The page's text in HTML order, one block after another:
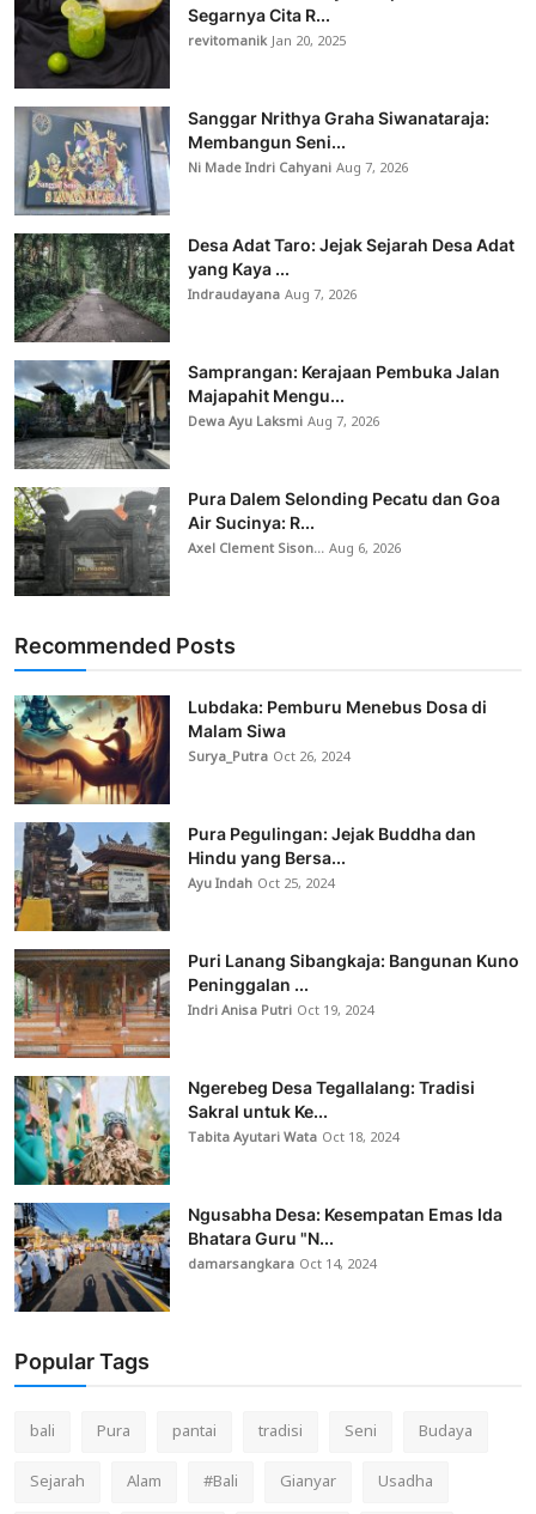
Segarnya Cita R...
revitomanikJan 20, 2025
Sanggar Nrithya Graha Siwanataraja:
Membangun Seni...
Ni Made Indri CahyaniAug 7, 2026
Desa Adat Taro: Jejak Sejarah Desa Adat
yang Kaya ...
IndraudayanaAug 7, 2026
Samprangan: Kerajaan Pembuka Jalan
Majapahit Mengu...
Dewa Ayu LaksmiAug 7, 2026
Pura Dalem Selonding Pecatu dan Goa
Air Sucinya: R...
Axel Clement Sison...Aug 6, 2026
Recommended Posts
Lubdaka: Pemburu Menebus Dosa di
Malam Siwa
Surya_Putra Oct 26, 2024
Pura Pegulingan: Jejak Buddha dan
Hindu yang Bersa...
Ayu Indah Oct 25, 2024
Puri Lanang Sibangkaja: Bangunan Kuno
Peninggalan ...
Indri Anisa Putri Oct 19, 2024
Ngerebeg Desa Tegallalang: Tradisi
Sakral untuk Ke...
Tabita Ayutari Wata Oct 18, 2024
Ngusabha Desa: Kesempatan Emas Ida
Bhatara Guru "N...
damarsangkara Oct 14, 2024
Popular Tags
bali Pura pantai tradisi Seni
Budaya
Sejarah
Alam #Bali Gianyar
Usadha